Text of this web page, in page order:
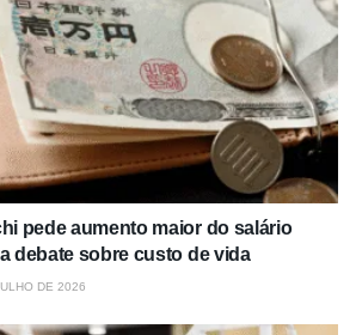
pede aumento maior do salário
debate sobre custo de vida
DE 2026